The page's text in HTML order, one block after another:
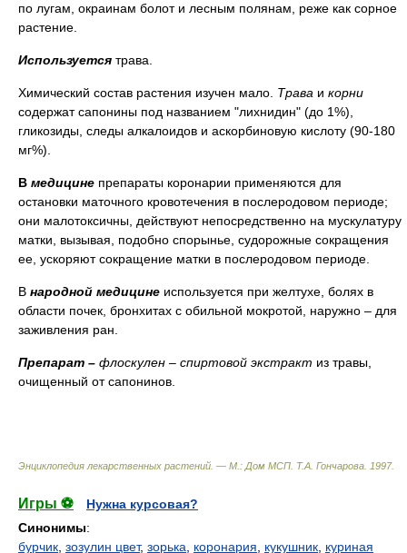
по лугам, окраинам болот и лесным полянам, реже как сорное
растение.
Используется трава.
Химический состав растения изучен мало. Трава и корни
содержат сапонины под названием "лихнидин" (до 1%),
гликозиды, следы алкалоидов и аскорбиновую кислоту (90-180
мг%).
В медицине препараты коронарии применяются для
остановки маточного кровотечения в послеродовом периоде;
они малотоксичны, действуют непосредственно на мускулатуру
матки, вызывая, подобно спорынье, судорожные сокращения
ее, ускоряют сокращение матки в послеродовом периоде.
В народной медицине используется при желтухе, болях в
области почек, бронхитах с обильной мокротой, наружно – для
заживления ран.
Препарат – флоскулен – спиртовой экстракт из травы,
очищенный от сапонинов.
Энциклопедия лекарственных растений. — М.: Дом МСП Т.А. Гончарова 1997.
Игры ⚽
Нужна курсовая?
Синонимы:
бурчик зозулин цвет, зорька коронария кукушник куриная